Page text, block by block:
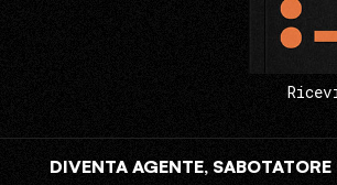
DIVENTA AGENTE,